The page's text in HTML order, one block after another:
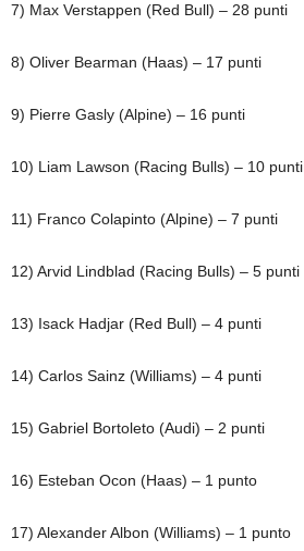
7) Max Verstappen (Red Bull) – 28 punti
8) Oliver Bearman (Haas) – 17 punti
9) Pierre Gasly (Alpine) – 16 punti
10) Liam Lawson (Racing Bulls) – 10 punti
11) Franco Colapinto (Alpine) – 7 punti
12) Arvid Lindblad (Racing Bulls) – 5 punti
13) Isack Hadjar (Red Bull) – 4 punti
14) Carlos Sainz (Williams) – 4 punti
15) Gabriel Bortoleto (Audi) – 2 punti
16) Esteban Ocon (Haas) – 1 punto
17) Alexander Albon (Williams) – 1 punto